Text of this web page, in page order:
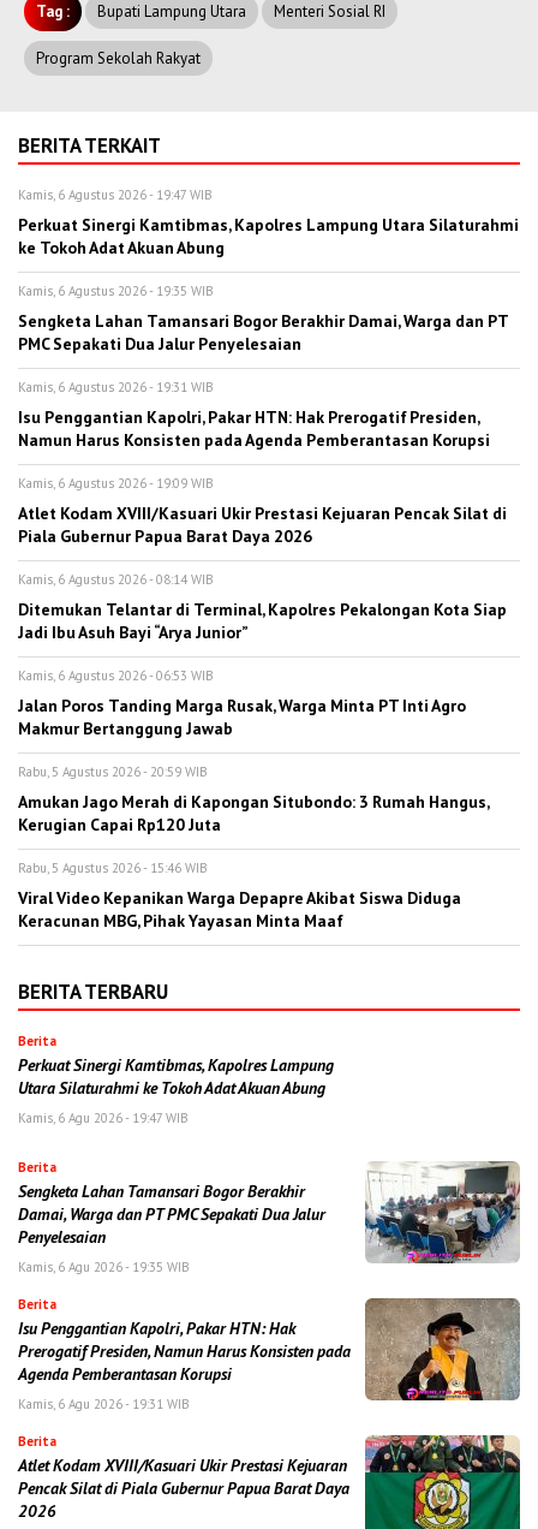
Tag : Bupati Lampung Utara Menteri Sosial RI
Program Sekolah Rakyat
BERITA TERKAIT
Kamis, 6 Agustus 2026 - 19:47 WIB
Perkuat Sinergi Kamtibmas, Kapolres Lampung Utara Silaturahmi
ke Tokoh Adat Akuan Abung
Kamis, 6 Agustus 2026 - 19:35 WIB
Sengketa Lahan Tamansari Bogor Berakhir Damai, Warga dan PT
PMC Sepakati Dua Jalur Penyelesaian
Kamis, 6 Agustus 2026 - 19:31 WIB
Isu Penggantian Kapolri, Pakar HTN: Hak Prerogatif Presiden,
Namun Harus Konsisten pada Agenda Pemberantasan Korupsi
Kamis, 6 Agustus 2026 - 19:09 WIB
Atlet Kodam XVIII/Kasuari Ukir Prestasi Kejuaran Pencak Silat di
Piala Gubernur Papua Barat Daya 2026
Kamis, 6 Agustus 2026 - 08:14 WIB
Ditemukan Telantar di Terminal, Kapolres Pekalongan Kota Siap
Jadi Ibu Asuh Bayi “Arya Junior”
Kamis, 6 Agustus 2026 - 06:53 WIB
Jalan Poros Tanding Marga Rusak, Warga Minta PT Inti Agro
Makmur Bertanggung Jawab
Rabu, 5 Agustus 2026 - 20:59 WIB
Amukan Jago Merah di Kapongan Situbondo: 3 Rumah Hangus,
Kerugian Capai Rp120 Juta
Rabu, 5 Agustus 2026 - 15:46 WIB
Viral Video Kepanikan Warga Depapre Akibat Siswa Diduga
Keracunan MBG, Pihak Yayasan Minta Maaf
BERITA TERBARU
Berita
Perkuat Sinergi Kamtibmas, Kapolres Lampung
Utara Silaturahmi ke Tokoh Adat Akuan Abung
Kamis, 6 Agu 2026 - 19:47 WIB
Berita
Sengketa Lahan Tamansari Bogor Berakhir
Damai, Warga dan PT PMC Sepakati Dua Jalur
Penyelesaian
Kamis, 6 Agu 2026 - 19:35 WIB
Berita
Isu Penggantian Kapolri, Pakar HTN: Hak
Prerogatif Presiden, Namun Harus Konsisten pada
Agenda Pemberantasan Korupsi
Kamis, 6 Agu 2026 - 19:31 WIB
Berita
Atlet Kodam XVIII/Kasuari Ukir Prestasi Kejuaran
Pencak Silat di Piala Gubernur Papua Barat Daya
2026